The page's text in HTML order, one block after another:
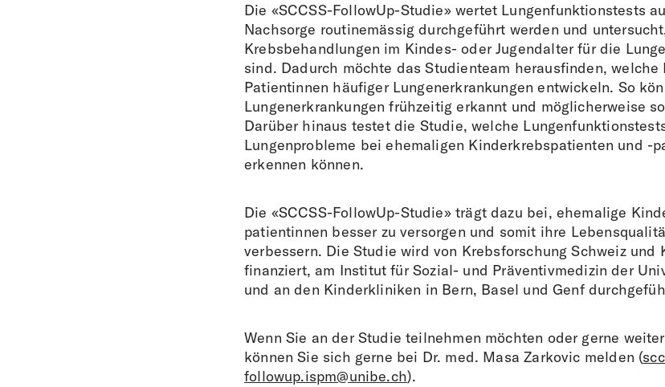
Die «SCCSS-FollowUp-Studie» wertet Lungenfunktionstests
Nachsorge routinemässig durchgeführt werden und
Krebsbehandlungen im Kindes- oder Jugendalter für die
sind. Dadurch möchte das Studienteam herausfinden, welche
Patientinnen häufiger Lungenerkrankungen entwickeln. So
Lungenerkrankungen frühzeitig erkannt und möglicherweise
Darüber hinaus testet die Studie, welche
Lungenprobleme bei ehemaligen Kinderkrebspatienten und -
erkennen können.
Die «SCCSS-FollowUp-Studie» trägt dazu bei, ehemalige
patientinnen besser zu versorgen und somit ihre
verbessern. Die Studie wird von Krebsforschung Schweiz und
finanziert, am Institut für Sozial- und Präventivmedizin der
und an den Kinderkliniken in Bern, Basel und Genf
Wenn Sie an der Studie teilnehmen möchten oder gerne
können Sie sich gerne bei Dr. med. Masa Zarkovic melden (
followup.ispm@unibe.ch).